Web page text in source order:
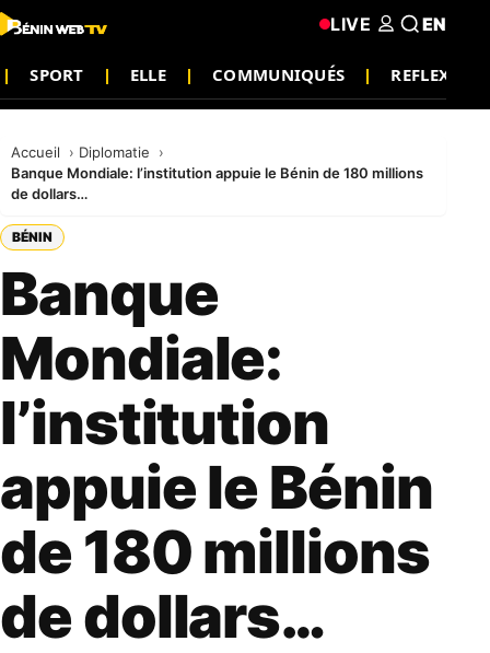
SPORT ELLE COMMUNIQUÉS REFLEXION
LIVE EN
Accueil
Diplomatie
Banque Mondiale: l’institution appuie le Bénin de 180 millions
de dollars…
BÉNIN
Banque
Mondiale:
l’institution
appuie le Bénin
de 180 millions
de dollars…